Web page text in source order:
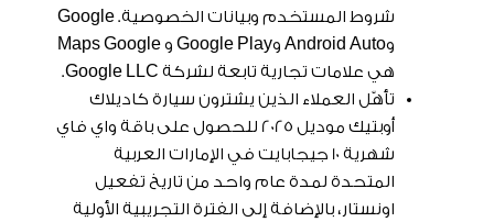
شروط المستخدم وبيانات الخصوصية. Google
وAndroid Auto وGoogle Play و Maps Google
هي علامات تجارية تابعة لشركة Google LLC.
تأهّل العملاء الذين يشترون سيارة كاديلاك
أوبتيك موديل 2025 للحصول على باقة واي فاي
شهرية 10 جيجابايت في الإمارات العربية
المتحدة لمدة عام واحد من تاريخ تفعيل
اونستار، بالإضافة إلى الفترة التجريبية الأولية